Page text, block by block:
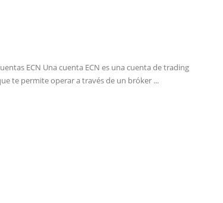
ECN Una cuenta ECN es una cuenta de trading
te permite operar a través de un bróker ...